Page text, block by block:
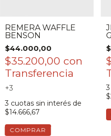
REMERA WAFFLE
BENSON
$44.000,00
$35.200,00 con
+3
3 cuotas sin interés de
$14.666,67
COMPRAR
3